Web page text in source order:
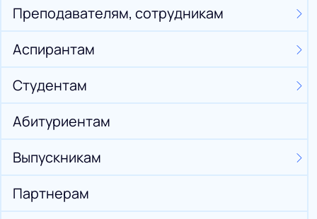
Преподавателям, сотрудникам
Аспирантам
Студентам
Абитуриентам
Выпускникам
Партнерам